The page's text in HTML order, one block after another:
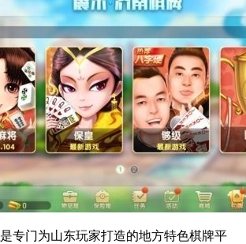
是专门为山东玩家打造的地方特色棋牌平